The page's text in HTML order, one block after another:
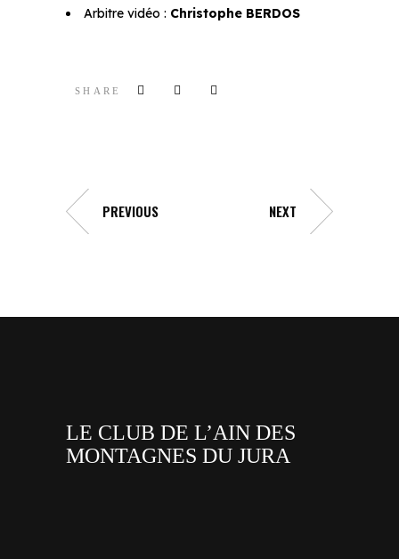
Arbitre vidéo : Christophe BERDOS
SHARE
PREVIOUS NEXT
LE CLUB DE L’AIN DES
MONTAGNES DU JURA